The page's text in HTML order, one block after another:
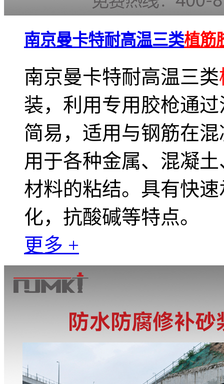
南京曼卡特耐高温三类植筋
南京曼卡特耐高温三类
装，利用专用胶枪通
简易，适用与钢筋在
用于各种金属、混凝
材料的粘结。具有快
化，抗酸碱等特点。
更多 +